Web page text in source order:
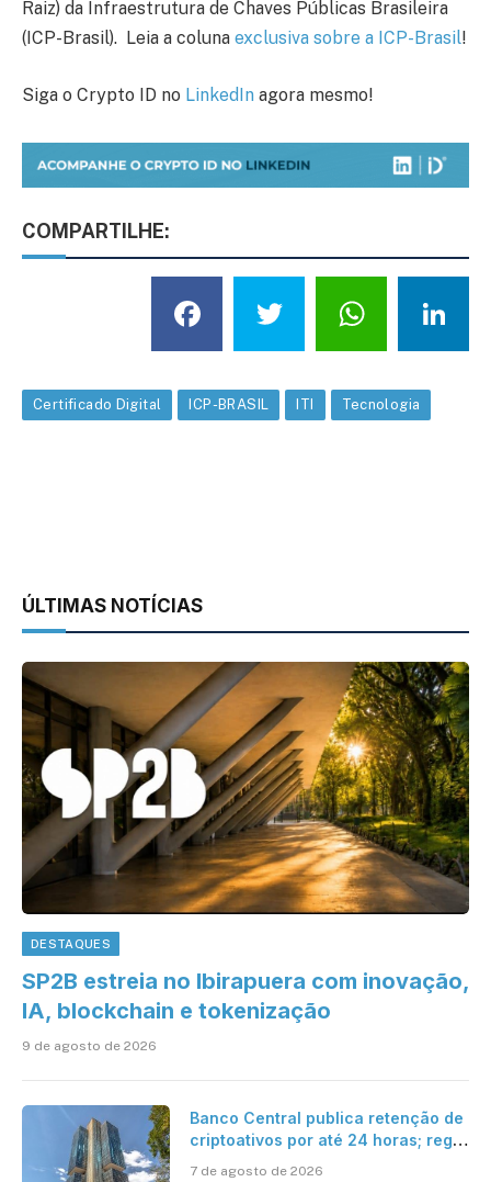
Raiz) da Infraestrutura de Chaves Públicas Brasileira
(ICP-Brasil). Leia a coluna exclusiva sobre a ICP-Brasil!
Siga o Crypto ID no LinkedIn agora mesmo!
COMPARTILHE:
Facebook
Twitter
Certificado Digital ICP-BRASIL ITI Tecnologia
ÚLTIMAS NOTÍCIAS
DESTAQUES
SP2B estreia no Ibirapuera com inovação,
IA, blockchain e tokenização
9 de agosto de 2026
Banco Central publica retenção de
criptoativos por até 24 horas; regra
7 de agosto de 2026